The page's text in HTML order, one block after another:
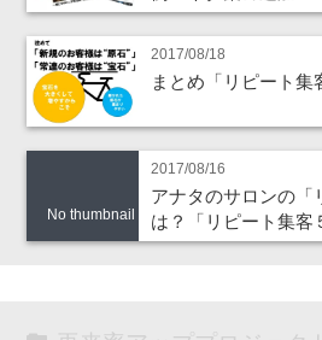
2017/08/18
まとめ「リピート
No thumbnail
2017/08/16
アナタのサロンの「
は？「リピート集